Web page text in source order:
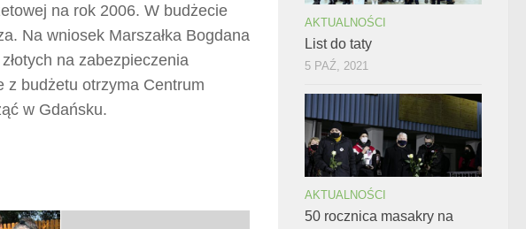
na rok 2006. W budżecie
Na wniosek Marszałka Bogdana
na zabezpieczenia
z budżetu otrzyma Centrum
w Gdańsku.
AKTUALNOŚCI
List do taty
5 PAŹ, 2021
AKTUALNOŚCI
50 rocznica masakry na